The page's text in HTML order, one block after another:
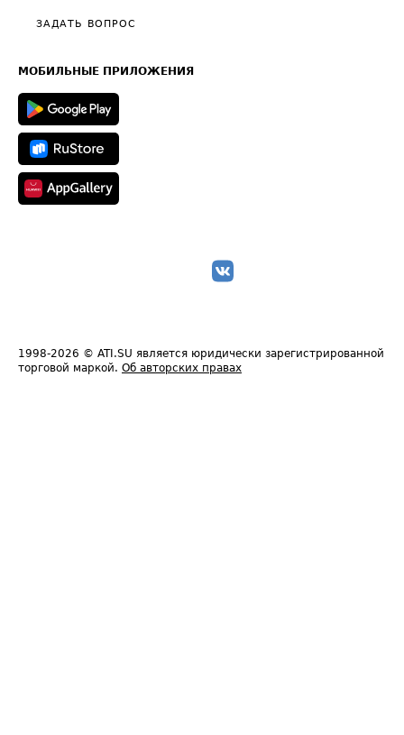
Общие положения
Полезное по перевозкам
Техническая информация
ЗАДАТЬ ВОПРОС
МОБИЛЬНЫЕ ПРИЛОЖЕНИЯ
1998-2026 © ATI.SU является юридически зарегистрированной
торговой маркой. Об авторских правах